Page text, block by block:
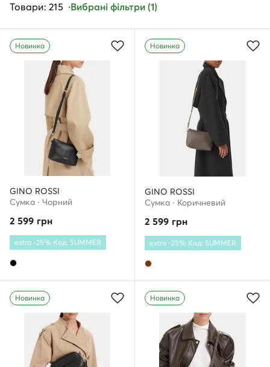
Товари: 215 Вибрані фільтри (1)
Новинка
GINO ROSSI
Сумка · Чорний
2 599 грн
extra -25% Код: SUMMER
Новинка
GINO ROSSI
Сумка · Коричневий
2 599 грн
extra -25% Код: SUMMER
Новинка Новинка